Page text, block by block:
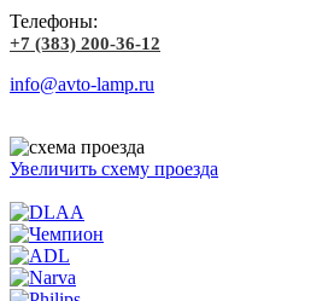
Телефоны:
+7 (383) 200-36-12
info@avto-lamp.ru
Увеличить схему проезда